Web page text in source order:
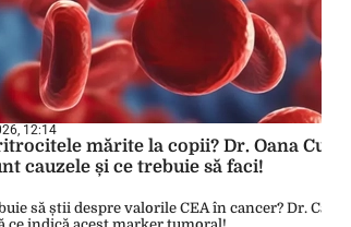
12:14
mărite la copii? Dr. Oana
cauzele și ce trebuie să faci!